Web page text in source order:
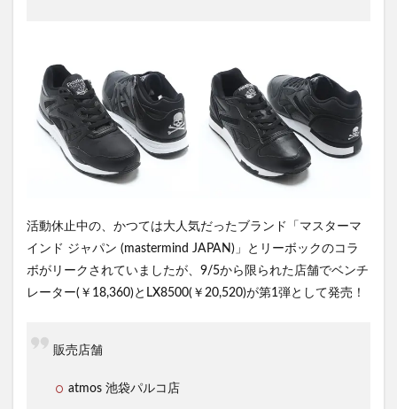
活動休止中の、かつては大人気だったブランド「マスターマ
インド ジャパン (mastermind JAPAN)」とリーボックのコラ
ボがリークされていましたが、9/5から限られた店舗でベンチ
レーター(￥18,360)とLX8500(￥20,520)が第1弾として発売！
販売店舗
atmos 池袋パルコ店